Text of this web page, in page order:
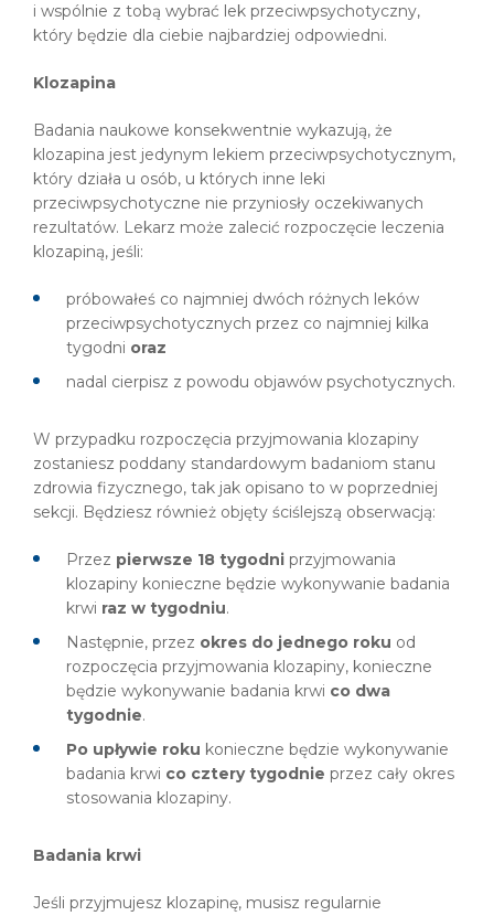
i wspólnie z tobą wybrać lek przeciwpsychotyczny,
który będzie dla ciebie najbardziej odpowiedni.
Klozapina
Badania naukowe konsekwentnie wykazują, że
klozapina jest jedynym lekiem przeciwpsychotycznym,
który działa u osób, u których inne leki
przeciwpsychotyczne nie przyniosły oczekiwanych
rezultatów. Lekarz może zalecić rozpoczęcie leczenia
klozapiną, jeśli:
próbowałeś co najmniej dwóch różnych leków
przeciwpsychotycznych przez co najmniej kilka
tygodni oraz
nadal cierpisz z powodu objawów psychotycznych.
W przypadku rozpoczęcia przyjmowania klozapiny
zostaniesz poddany standardowym badaniom stanu
zdrowia fizycznego, tak jak opisano to w poprzedniej
sekcji. Będziesz również objęty ściślejszą obserwacją:
Przez pierwsze 18 tygodni przyjmowania
klozapiny konieczne będzie wykonywanie badania
krwi raz w tygodniu.
Następnie, przez okres do jednego roku od
rozpoczęcia przyjmowania klozapiny, konieczne
będzie wykonywanie badania krwi co dwa
tygodnie.
Po upływie roku konieczne będzie wykonywanie
badania krwi co cztery tygodnie przez cały okres
stosowania klozapiny.
Badania krwi
Jeśli przyjmujesz klozapinę, musisz regularnie